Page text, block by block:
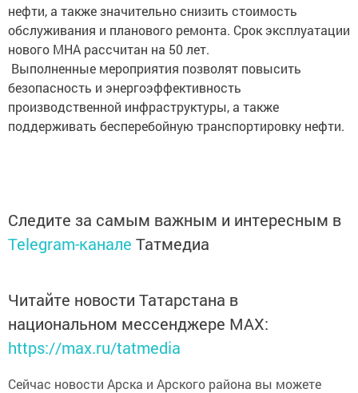
обслуживания и планового ремонта. Срок эксплуатации
нового МНА рассчитан на 50 лет.
Выполненные мероприятия позволят повысить
безопасность и энергоэффективность
производственной инфраструктуры, а также
поддерживать бесперебойную транспортировку нефти.
Telegram-каналеТатмедиа
национальном мессенджере MАХ:
https://max.ru/tatmedia
узнать и в нашемTelegram-канале